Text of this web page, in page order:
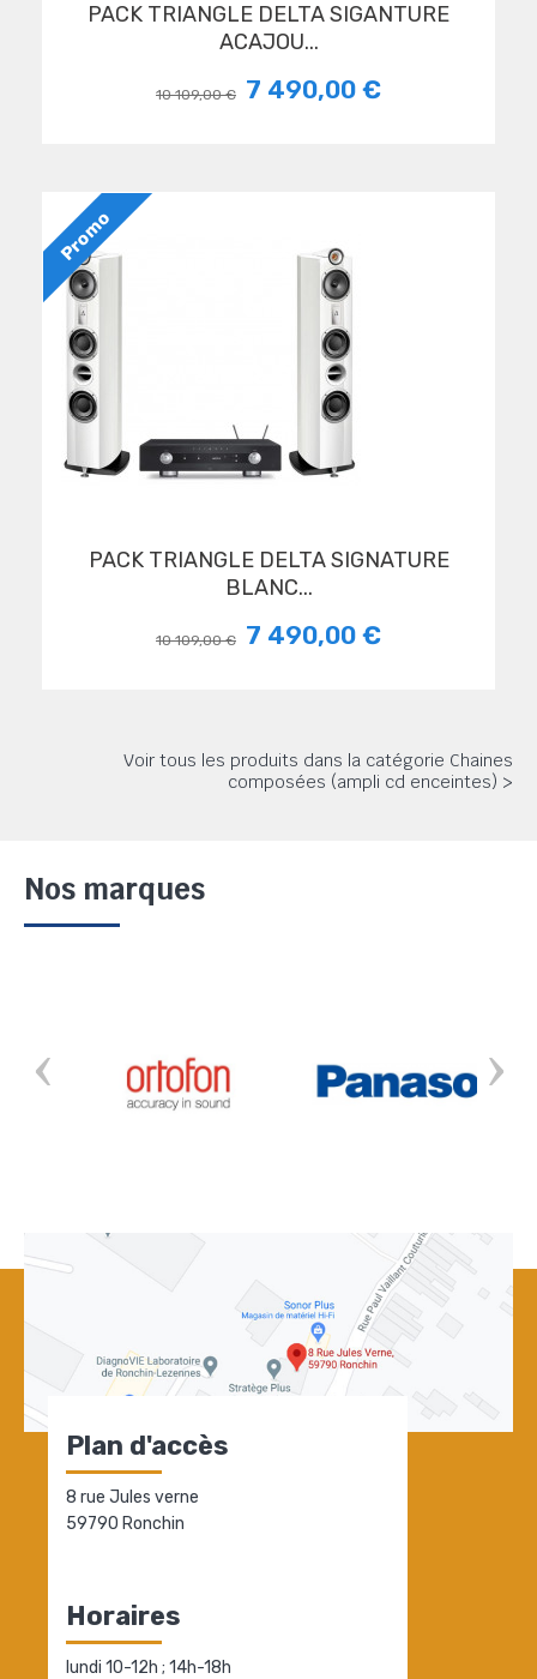
PACK TRIANGLE DELTA SIGANTURE
ACAJOU...
10 109,00 € 7 490,00 €
Promo
PACK TRIANGLE DELTA SIGNATURE
BLANC...
10 109,00 € 7 490,00 €
Voir tous les produits dans la catégorie Chaines
composées (ampli cd enceintes) >
Nos marques
Plan d'accès
8 rue Jules verne
59790 Ronchin
Horaires
lundi 10-12h ; 14h-18h